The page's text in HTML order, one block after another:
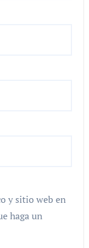
y sitio web en
haga un